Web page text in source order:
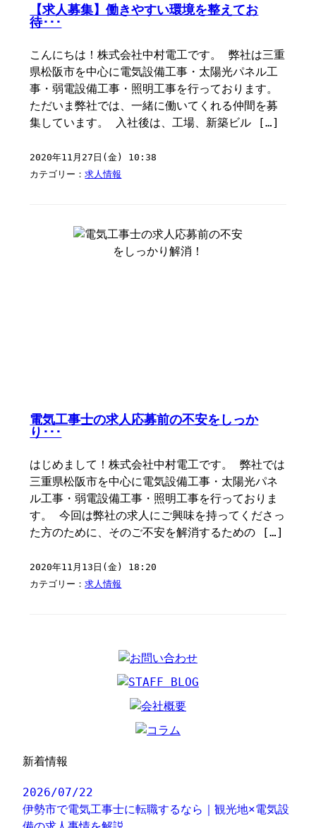
【求人募集】働きやすい環境を整えてお
待･･･
こんにちは！株式会社中村電工です。 弊社は三重
県松阪市を中心に電気設備工事・太陽光パネル工
事・弱電設備工事・照明工事を行っております。
ただいま弊社では、一緒に働いてくれる仲間を募
集しています。 入社後は、工場、新築ビル […]
2020年11月27日(金) 10:38
カテゴリー：求人情報
電気工事士の求人応募前の不安をしっか
り･･･
はじめまして！株式会社中村電工です。 弊社では
三重県松阪市を中心に電気設備工事・太陽光パネ
ル工事・弱電設備工事・照明工事を行っておりま
す。 今回は弊社の求人にご興味を持ってくださっ
た方のために、そのご不安を解消するための […]
2020年11月13日(金) 18:20
カテゴリー：求人情報
新着情報
2026/07/22
伊勢市で電気工事士に転職するなら｜観光地×電気設